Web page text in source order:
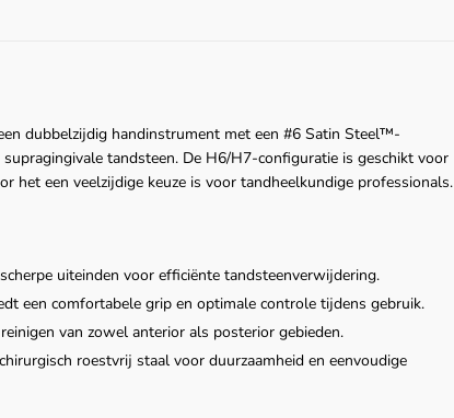
dubbelzijdig handinstrument met een #6 Satin Steel™-
tandsteen. De H6/H7-configuratie is geschikt voor
het een veelzijdige keuze is voor tandheelkundige professionals.
uiteinden voor efficiënte tandsteenverwijdering.
een comfortabele grip en optimale controle tijdens gebruik.
van zowel anterior als posterior gebieden.
roestvrij staal voor duurzaamheid en eenvoudige